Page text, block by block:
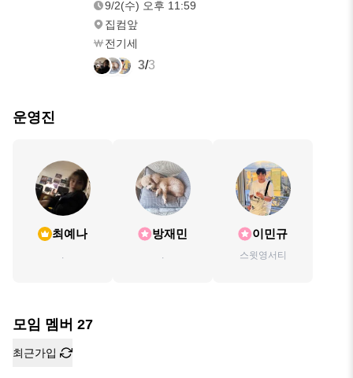
9/2(수) 오후 11:59
집컴앞
전기세
3/3
운영진
최예나
.
방재민
.
이민규
스윗영서티
모임 멤버 27
최근가입